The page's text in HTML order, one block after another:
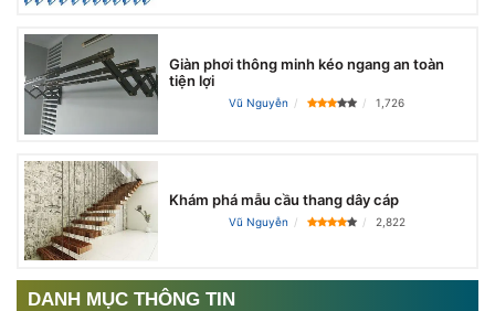
Giàn phơi thông minh kéo ngang an toàn
tiện lợi
Vũ Nguyễn 1,726
Khám phá mẫu cầu thang dây cáp
Vũ Nguyễn 2,822
DANH MỤC THÔNG TIN